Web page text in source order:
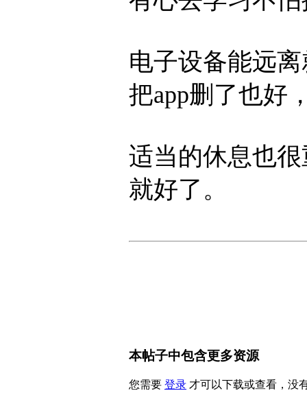
电子设备能远
把app删了也好
适当的休息也
就好了。
本帖子中包含更多资源
您需要 登录 才可以下载或查看，没